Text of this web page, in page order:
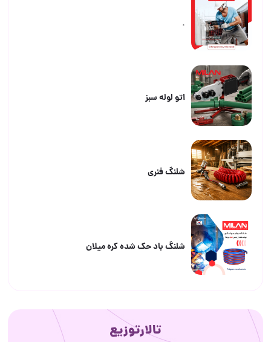
.
اتو لوله سبز
شلنگ فنری
شلنگ باد حک شده کره میلان
تالارتوزیع